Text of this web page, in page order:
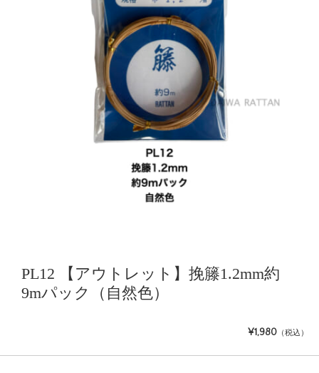
PL12 【アウトレット】挽籐1.2mm約
9mパック（自然色）
¥1,980 （税込）